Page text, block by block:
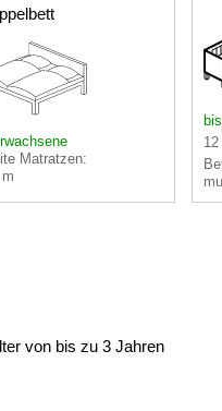
Matratzen:
von bis zu 3 Jahren